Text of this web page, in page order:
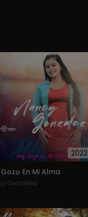
2022
En Mi Alma
Gonzalez